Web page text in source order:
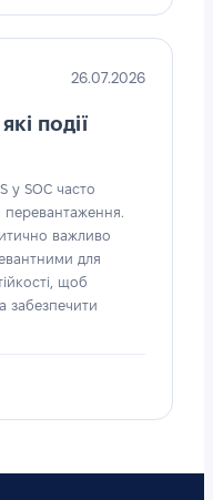
26.07.2026
події
у SOC часто
перевантаження.
важливо
для
щоб
забезпечити